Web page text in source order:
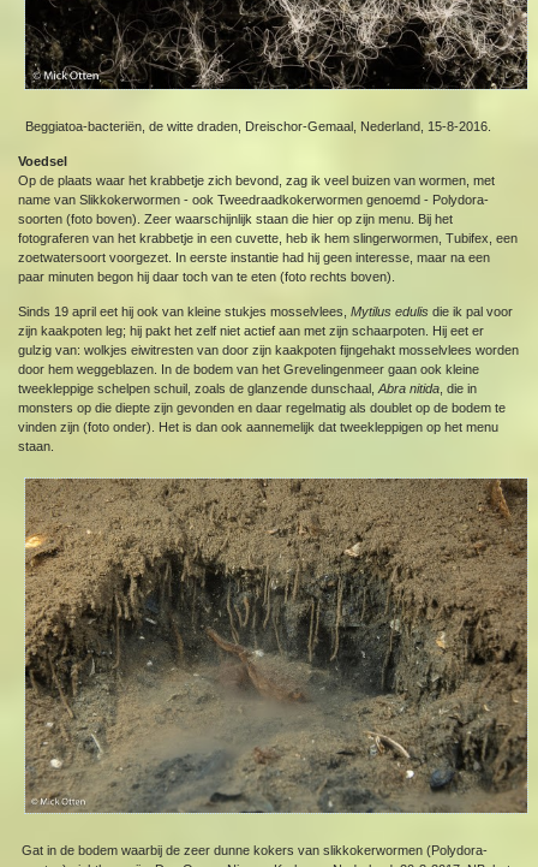
Beggiatoa-bacteriën, de witte draden, Dreischor-Gemaal, Nederland, 15-8-2016.
Voedsel
Op de plaats waar het krabbetje zich bevond, zag ik veel buizen van wormen, met
name van Slikkokerwormen - ook Tweedraadkokerwormen genoemd - Polydora-
soorten (foto boven). Zeer waarschijnlijk staan die hier op zijn menu. Bij het
fotograferen van het krabbetje in een cuvette, heb ik hem slingerwormen, Tubifex, een
zoetwatersoort voorgezet. In eerste instantie had hij geen interesse, maar na een
paar minuten begon hij daar toch van te eten (foto rechts boven).
Sinds 19 april eet hij ook van kleine stukjes mosselvlees,Mytilus edulis die ik pal voor
zijn kaakpoten leg; hij pakt het zelf niet actief aan met zijn schaarpoten. Hij eet er
gulzig van: wolkjes eiwitresten van door zijn kaakpoten fijngehakt mosselvlees worden
door hem weggeblazen. In de bodem van het Grevelingenmeer gaan ook kleine
tweekleppige schelpen schuil, zoals de glanzende dunschaal,Abra nitida , die in
monsters op die diepte zijn gevonden en daar regelmatig als doublet op de bodem te
vinden zijn (foto onder). Het is dan ook aannemelijk dat tweekleppigen op het menu
staan.
Gat in de bodem waarbij de zeer dunne kokers van slikkokerwormen (Polydora-